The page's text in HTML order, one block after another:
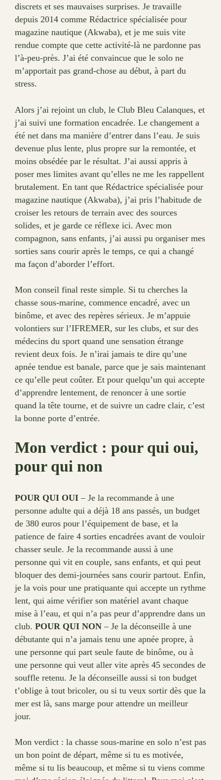
discrets et ses mauvaises surprises. Je travaille
depuis 2014 comme Rédactrice spécialisée pour
magazine nautique (Akwaba), et je me suis vite
rendue compte que cette activité-là ne pardonne pas
l’à-peu-près. J’ai été convaincue que le solo ne
m’apportait pas grand-chose au début, à part du
stress.
Alors j’ai rejoint un club, le Club Bleu Calanques, et
j’ai suivi une formation encadrée. Le changement a
été net dans ma manière d’entrer dans l’eau. Je suis
devenue plus lente, plus propre sur la remontée, et
moins obsédée par le résultat. J’ai aussi appris à
poser mes limites avant qu’elles ne me les rappellent
brutalement. En tant que Rédactrice spécialisée pour
magazine nautique (Akwaba), j’ai pris l’habitude de
croiser les retours de terrain avec des sources
solides, et je garde ce réflexe ici. Avec mon
compagnon, sans enfants, j’ai aussi pu organiser mes
sorties sans courir après le temps, ce qui a changé
ma façon d’aborder l’effort.
Mon conseil final reste simple. Si tu cherches la
chasse sous-marine, commence encadré, avec un
binôme, et avec des repères sérieux. Je m’appuie
volontiers sur l’IFREMER, sur les clubs, et sur des
médecins du sport quand une sensation étrange
revient deux fois. Je n’irai jamais te dire qu’une
apnée tendue est banale, parce que je sais maintenant
ce qu’elle peut coûter. Et pour quelqu’un qui accepte
d’apprendre lentement, de renoncer à une sortie
quand la tête tourne, et de suivre un cadre clair, c’est
la bonne porte d’entrée.
Mon verdict : pour qui oui,
pour qui non
POUR QUI OUI – Je la recommande à une
personne adulte qui a déjà 18 ans passés, un budget
de 380 euros pour l’équipement de base, et la
patience de faire 4 sorties encadrées avant de vouloir
chasser seule. Je la recommande aussi à une
personne qui vit en couple, sans enfants, et qui peut
bloquer des demi-journées sans courir partout. Enfin,
je la vois pour une pratiquante qui accepte un rythme
lent, qui aime vérifier son matériel avant chaque
mise à l’eau, et qui n’a pas peur d’apprendre dans un
club. POUR QUI NON – Je la déconseille à une
débutante qui n’a jamais tenu une apnée propre, à
une personne qui part seule faute de binôme, ou à
une personne qui veut aller vite après 45 secondes de
souffle retenu. Je la déconseille aussi si ton budget
t’oblige à tout bricoler, ou si tu veux sortir dès que la
mer est là, sans marge pour attendre un meilleur
jour.
Mon verdict : la chasse sous-marine en solo n’est pas
un bon point de départ, même si tu es motivée,
même si tu lis beaucoup, et même si tu viens comme